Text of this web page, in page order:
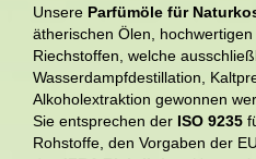
Unsere Parfümöle für
ätherischen Ölen,
Riechstoffen, welche
Wasserdampfdestillation,
Alkoholextraktion gewonnen
Sie entsprechen der ISO 9235
Rohstoffe, den Vorgaben der